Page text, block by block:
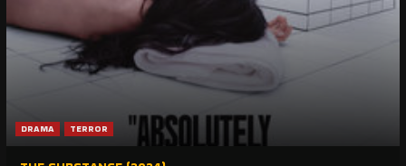
DRAMA TERROR